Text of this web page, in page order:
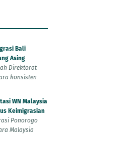
Bali
Asing
Direktorat
konsisten
WN Malaysia
Keimigrasian
Ponorogo
Malaysia